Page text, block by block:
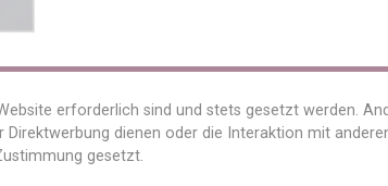
Über uns
Kontakt
erforderlich sind und stets gesetzt werden.
dienen oder die Interaktion mit
gesetzt.